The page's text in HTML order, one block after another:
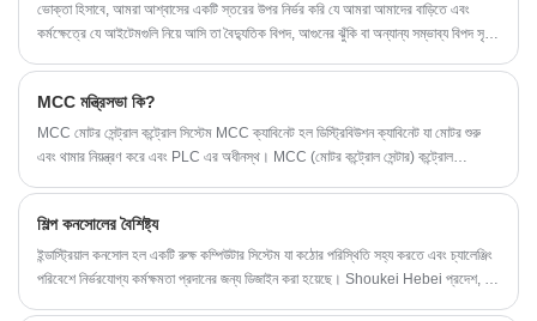
ভোক্তা হিসাবে, আমরা আশ্বাসের একটি স্তরের উপর নির্ভর করি যে আমরা আমাদের বাড়িতে এবং
কর্মক্ষেত্রে যে আইটেমগুলি নিয়ে আসি তা বৈদ্যুতিক বিপদ, আগুনের ঝুঁকি বা অন্যান্য সম্ভাব্য বিপদ সৃষ্টি
MCC মন্ত্রিসভা কি?
MCC মোটর সেন্ট্রাল কন্ট্রোল সিস্টেম MCC ক্যাবিনেট হল ডিস্ট্রিবিউশন ক্যাবিনেট যা মোটর শুরু
এবং থামার নিয়ন্ত্রণ করে এবং PLC এর অধীনস্থ। MCC (মোটর কন্ট্রোল সেন্টার) কন্ট্রোল
শিল্প কনসোলের বৈশিষ্ট্য
ইন্ডাস্ট্রিয়াল কনসোল হল একটি রুক্ষ কম্পিউটার সিস্টেম যা কঠোর পরিস্থিতি সহ্য করতে এবং চ্যালেঞ্জিং
পরিবেশে নির্ভরযোগ্য কর্মক্ষমতা প্রদানের জন্য ডিজাইন করা হয়েছে। Shoukei Hebei প্রদেশ, চীন